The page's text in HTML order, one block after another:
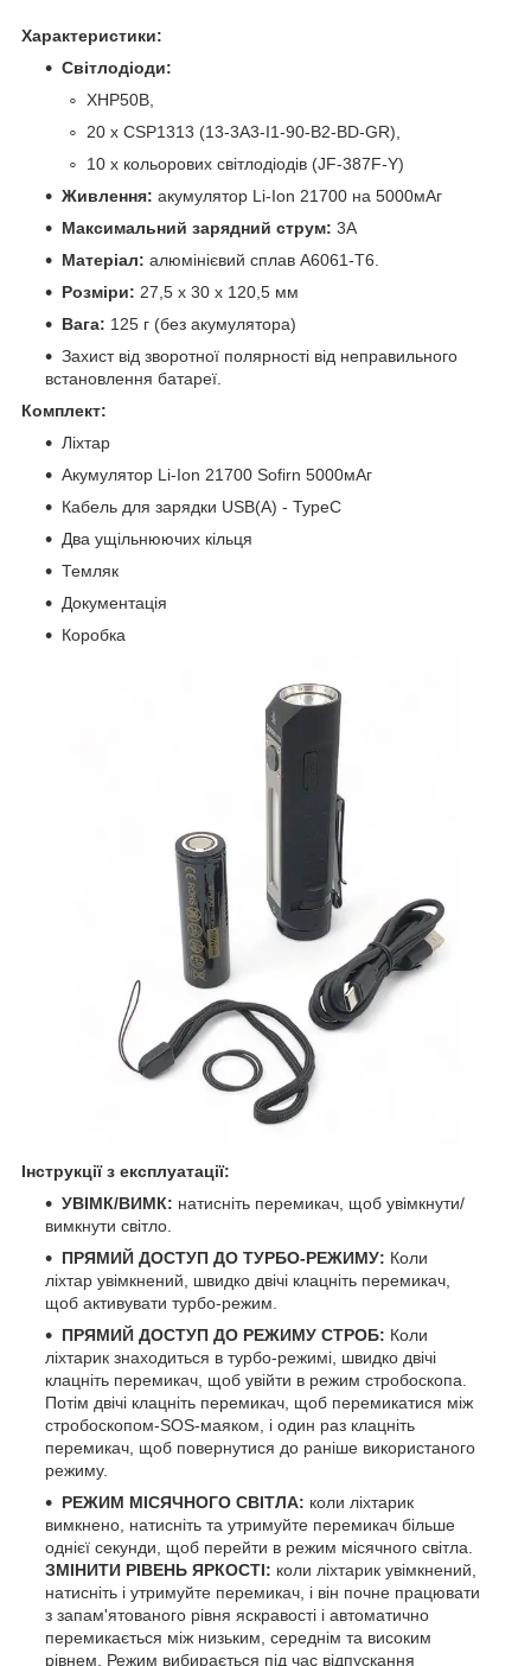
Характеристики:
Cвітлодіоди:
XHP50B,
20 х CSP1313 (13-3A3-I1-90-B2-BD-GR),
10 x кольорових світлодіодів (JF-387F-Y)
Живлення: акумулятор Li-Ion 21700 на 5000мАг
Максимальний зарядний струм: 3А
Матеріал: алюмінієвий сплав A6061-T6.
Розміри: 27,5 х 30 х 120,5 мм
Вага: 125 г (без акумулятора)
Захист від зворотної полярності від неправильного
встановлення батареї.
Комплект:
Ліхтар
Акумулятор Li-Ion 21700 Sofirn 5000мАг
Кабель для зарядки USB(A) - TypeC
Два ущільнюючих кільця
Темляк
Документація
Коробка
Інструкції з експлуатації:
УВІМК/ВИМК: натисніть перемикач, щоб увімкнути/
вимкнути світло.
ПРЯМИЙ ДОСТУП ДО ТУРБО-РЕЖИМУ: Коли
ліхтар увімкнений, швидко двічі клацніть перемикач,
щоб активувати турбо-режим.
ПРЯМИЙ ДОСТУП ДО РЕЖИМУ СТРОБ: Коли
ліхтарик знаходиться в турбо-режимі, швидко двічі
клацніть перемикач, щоб увійти в режим стробоскопа.
Потім двічі клацніть перемикач, щоб перемикатися між
стробоскопом-SOS-маяком, і один раз клацніть
перемикач, щоб повернутися до раніше використаного
режиму.
РЕЖИМ МІСЯЧНОГО СВІТЛА: коли ліхтарик
вимкнено, натисніть та утримуйте перемикач більше
однієї секунди, щоб перейти в режим місячного світла.
ЗМІНИТИ РІВЕНЬ ЯРКОСТІ: коли ліхтарик увімкнений,
натисніть і утримуйте перемикач, і він почне працювати
з запам'ятованого рівня яскравості і автоматично
перемикається між низьким, середнім та високим
рівнем. Режим вибирається під час відпускання